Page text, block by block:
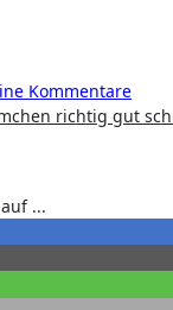
Kommentare
richtig gut
...